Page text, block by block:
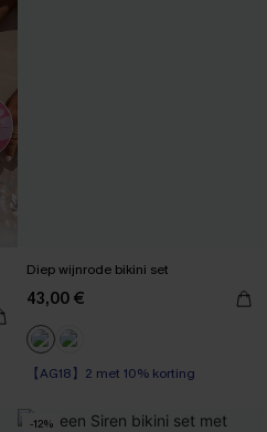
Diep wijnrode bikini set
43,00 €
【AG18】2 met 10% korting
-12%